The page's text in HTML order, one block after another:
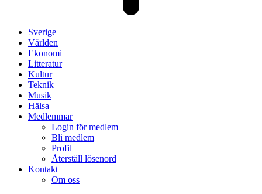
Sverige
Världen
Ekonomi
Litteratur
Kultur
Teknik
Musik
Hälsa
Medlemmar
Login för medlem
Bli medlem
Profil
Återställ lösenord
Kontakt
Om oss